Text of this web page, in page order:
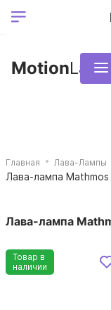
Ваш регион
Motion
Главная Лава-Лампы
Лава-лампа
Лава-лампа
Товар в
наличии